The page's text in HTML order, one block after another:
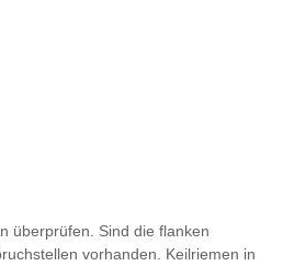
überprüfen. Sind die flanken
vorhanden. Keilriemen in